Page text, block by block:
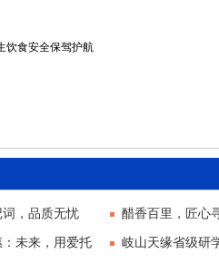
饮食安全保驾护航
，品质无忧 醋香百里，匠心
未来，用爱托 岐山天缘省级研